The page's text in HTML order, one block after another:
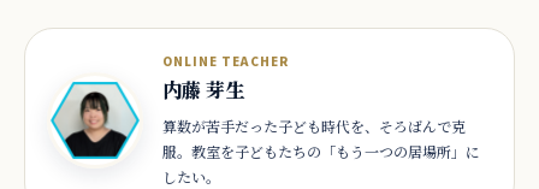
ONLINE TEACHER
内藤 芽生
算数が苦手だった子ども時代を、そろばんで克
服。教室を子どもたちの「もう一つの居場所」に
したい。